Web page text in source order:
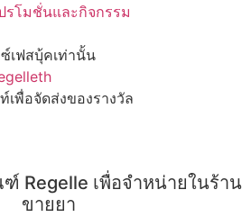
รโมชั่นและกิจกรรม
เฟสบุ้คเท่านั้น​
เพื่อจัดส่งของรางวัล​
Regelle เพื่อจำหน่ายในร้าน
ขายยา